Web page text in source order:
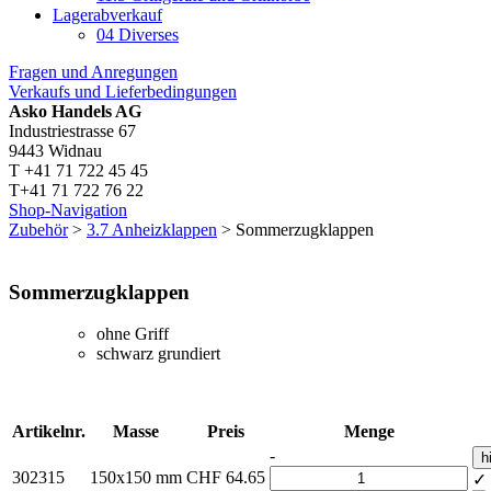
Lagerabverkauf
04 Diverses
Fragen und Anregungen
Verkaufs und Lieferbedingungen
Asko Handels AG
Industriestrasse 67
9443 Widnau
T +41 71 722 45 45
T+41 71 722 76 22
Shop-Navigation
Zubehör> 3.7 Anheizklappen > Sommerzugklappen
Sommerzugklappen
ohne Griff
schwarz grundiert
Artikelnr. Masse Preis Menge
302315 150x150 mm CHF 64.65
-
✓